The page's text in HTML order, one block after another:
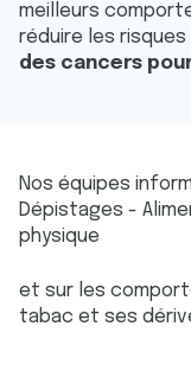
meilleurs
réduire les
des cancers
Nos équipes
Dépistages -
physique
et sur les
tabac et ses